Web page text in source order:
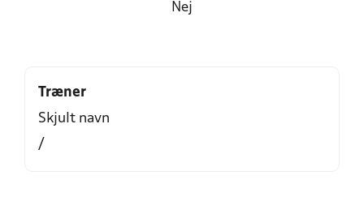
Nej
Træner
Skjult navn
/